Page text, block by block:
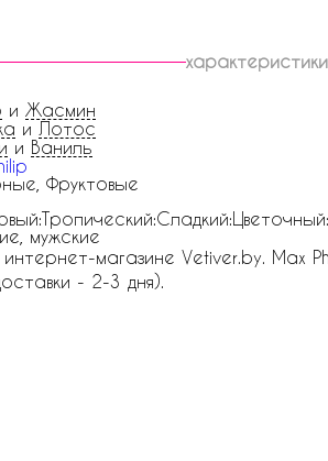
характеристики
и Жасмин
и Лотос
и Ваниль
Фруктовые
мужские
магазине Vetiver.by. Max
- 2-3 дня).